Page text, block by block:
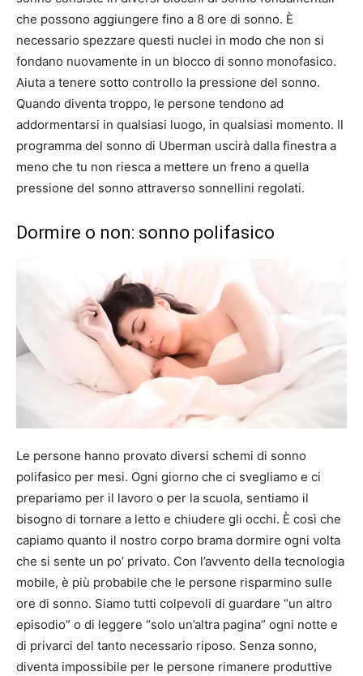
che possono aggiungere fino a 8 ore di sonno. È
necessario spezzare questi nuclei in modo che non si
fondano nuovamente in un blocco di sonno monofasico.
Aiuta a tenere sotto controllo la pressione del sonno.
Quando diventa troppo, le persone tendono ad
addormentarsi in qualsiasi luogo, in qualsiasi momento. Il
programma del sonno di Uberman uscirà dalla finestra a
meno che tu non riesca a mettere un freno a quella
pressione del sonno attraverso sonnellini regolati.
Dormire o non: sonno polifasico
Le persone hanno provato diversi schemi di sonno
polifasico per mesi. Ogni giorno che ci svegliamo e ci
prepariamo per il lavoro o per la scuola, sentiamo il
bisogno di tornare a letto e chiudere gli occhi. È così che
capiamo quanto il nostro corpo brama dormire ogni volta
che si sente un po’ privato. Con l’avvento della tecnologia
mobile, è più probabile che le persone risparmino sulle
ore di sonno. Siamo tutti colpevoli di guardare “un altro
episodio” o di leggere “solo un’altra pagina” ogni notte e
di privarci del tanto necessario riposo. Senza sonno,
diventa impossibile per le persone rimanere produttive